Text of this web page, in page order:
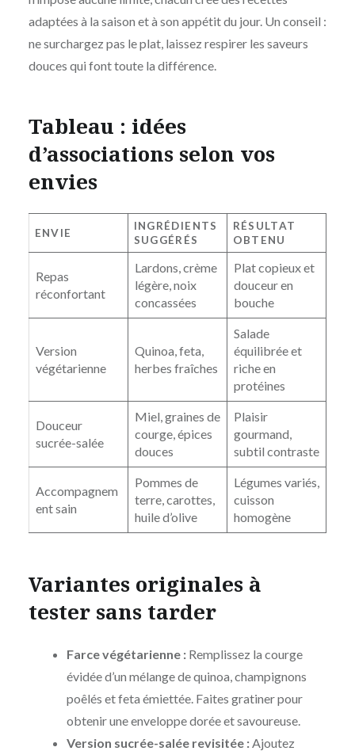
adaptées à la saison et à son appétit du jour. Un conseil :
ne surchargez pas le plat, laissez respirer les saveurs
douces qui font toute la différence.
Tableau : idées
d’associations selon vos
envies
ENVIE
INGRÉDIENTS
SUGGÉRÉS
RÉSULTAT
OBTENU
Repas
réconfortant
Lardons, crème
légère, noix
concassées
Plat copieux et
douceur en
bouche
Version
végétarienne
Quinoa, feta,
herbes fraîches
Salade
équilibrée et
riche en
protéines
Douceur
sucrée-salée
Miel, graines de
courge, épices
douces
Plaisir
gourmand,
subtil contraste
Accompagnem
ent sain
Pommes de
terre, carottes,
huile d’olive
Légumes variés,
cuisson
homogène
Variantes originales à
tester sans tarder
Farce végétarienne :Remplissez la courge
évidée d’un mélange de quinoa, champignons
poêlés et feta émiettée. Faites gratiner pour
obtenir une enveloppe dorée et savoureuse.
Version sucrée-salée revisitée :Ajoutez